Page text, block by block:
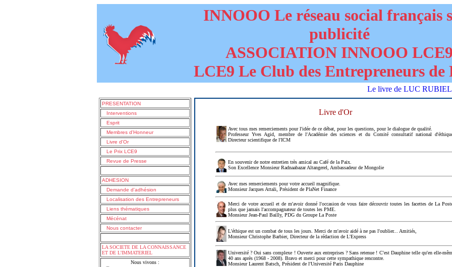
INNOOO Le réseau social français
publicité
ASSOCIATION INNOOO LCE9
LCE9 Le Club des Entrepreneurs de
Le livre de LUC RUBIELLO
PRESENTATION
Interventions
Esprit
Membres d'Honneur
Livre d'Or
Le Prix LCE9
Revue de Presse
ADHESION
Demande d'adhésion
Localisation des Entrepreneurs
Liens thématiques
Mécénat
Nous contacter
LA SOCIETE DE LA CONNAISSANCE
ET DE L'IMMATERIEL
Nous vivons :
Livre d'Or
Avec tous mes remerciements pour l'idée de ce débat, pour les questions, pour le dialogue de qualité.
Professeur Yves Agid, membre de l'Académie des sciences et du Comité consultatif national
Directeur scientifique de l'ICM
En souvenir de notre entretien très amical au Café de la Paix.
Son Excellence Monsieur Radnaabazar Altangerel, Ambassadeur de Mongolie
Avec mes remerciements pour votre accueil magnifique.
Monsieur Jacques Attali, Président de PlaNet Finance
Merci de votre accueil et de m'avoir donné l'occasion de vous faire découvrir toutes les facettes de La
plus que jamais l'accompagnateur de toutes les PME.
Monsieur Jean-Paul Bailly, PDG du Groupe La Poste
L'éthique est un combat de tous les jours. Merci de m'avoir aidé à ne pas l'oublier... Amitiés,
Monsieur Christophe Barbier, Directeur de la rédaction de L'Express
Université ? Oui sans complexe ! Ouverte aux entreprises ? Sans retenue ! C'est Dauphine telle qu'en elle-
40 ans après (1968 - 2008). Bravo et merci pour cette sympathique rencontre.
Monsieur Laurent Batsch, Président de l'Université Paris Dauphine